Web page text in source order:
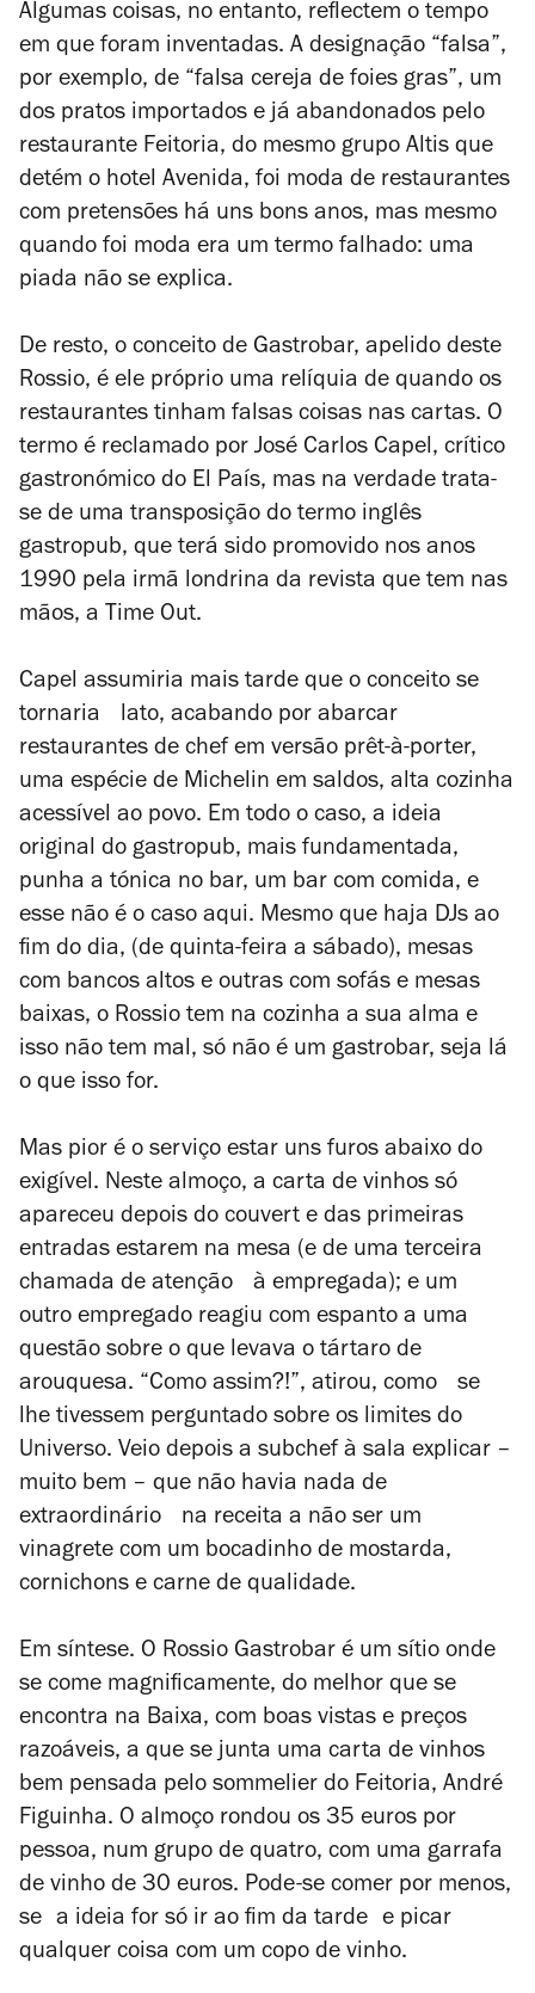
Algumas coisas, no entanto, reflectem o tempo
em que foram inventadas. A designação “falsa”,
por exemplo, de “falsa cereja de foies gras”, um
dos pratos importados e já abandonados pelo
restaurante Feitoria, do mesmo grupo Altis que
detém o hotel Avenida, foi moda de restaurantes
com pretensões há uns bons anos, mas mesmo
quando foi moda era um termo falhado: uma
piada não se explica.
De resto, o conceito de Gastrobar, apelido deste
Rossio, é ele próprio uma relíquia de quando os
restaurantes tinham falsas coisas nas cartas. O
termo é reclamado por José Carlos Capel, crítico
gastronómico do El País, mas na verdade trata-
se de uma transposição do termo inglês
gastropub, que terá sido promovido nos anos
1990 pela irmã londrina da revista que tem nas
mãos, a Time Out.
Capel assumiria mais tarde que o conceito se
tornaria lato, acabando por abarcar
restaurantes de chef em versão prêt-à-porter,
uma espécie de Michelin em saldos, alta cozinha
acessível ao povo. Em todo o caso, a ideia
original do gastropub, mais fundamentada,
punha a tónica no bar, um bar com comida, e
esse não é o caso aqui. Mesmo que haja DJs ao
fim do dia, (de quinta-feira a sábado), mesas
com bancos altos e outras com sofás e mesas
baixas, o Rossio tem na cozinha a sua alma e
isso não tem mal, só não é um gastrobar, seja lá
o que isso for.
Mas pior é o serviço estar uns furos abaixo do
exigível. Neste almoço, a carta de vinhos só
apareceu depois do couvert e das primeiras
entradas estarem na mesa (e de uma terceira
chamada de atenção à empregada); e um
outro empregado reagiu com espanto a uma
questão sobre o que levava o tártaro de
arouquesa. “Como assim?!”, atirou, como se
lhe tivessem perguntado sobre os limites do
Universo. Veio depois a subchef à sala explicar –
muito bem – que não havia nada de
extraordinário na receita a não ser um
vinagrete com um bocadinho de mostarda,
cornichons e carne de qualidade.
Em síntese. O Rossio Gastrobar é um sítio onde
se come magnificamente, do melhor que se
encontra na Baixa, com boas vistas e preços
razoáveis, a que se junta uma carta de vinhos
bem pensada pelo sommelier do Feitoria, André
Figuinha. O almoço rondou os 35 euros por
pessoa, num grupo de quatro, com uma garrafa
de vinho de 30 euros. Pode-se comer por menos,
se a ideia for só ir ao fim da tarde e picar
qualquer coisa com um copo de vinho.